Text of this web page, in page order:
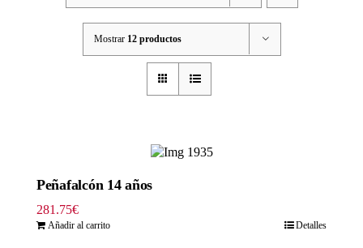
Mostrar 12 productos
Peñafalcón 14 años
281.75€
Añadir al carrito Detalles